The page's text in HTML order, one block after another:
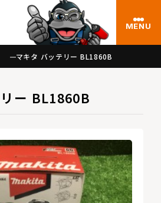
MENU
マキタ バッテリー BL1860B
ー BL1860B